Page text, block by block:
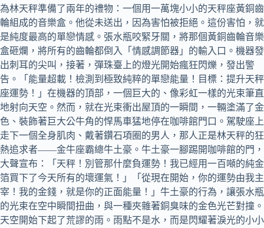
為林天秤準備了兩年的禮物：一個用一萬塊小小的天秤座黃銅齒
輪組成的音樂盒。他從未送出，因為害怕被拒絕。這份害怕，就
是純度最高的單戀情感。張水瓶咬緊牙關，將那個黃銅齒輪音樂
盒砸爛，將所有的齒輪都倒入「情感調節器」的輸入口。機器發
出刺耳的尖叫，接著，彈珠臺上的燈光開始瘋狂閃爍，發出警
告。「能量超載！檢測到極致純粹的單戀能量！目標：提升天秤
座運勢！」在機器的頂部，一個巨大的、像彩虹一樣的光束筆直
地射向天空。然而，就在光束衝出屋頂的一瞬間，一輛塗滿了金
色、裝飾著巨大公牛角的悍馬車猛地停在咖啡館門口。駕駛座上
走下一個全身肌肉、戴著鑽石項圈的男人，那人正是林天秤的狂
熱追求者——金牛座霸總牛土豪。牛土豪一腳踢開咖啡館的門，
大聲宣布：「天秤！別管那什麼負運勢！我已經用一百噸的純金
箔買下了今天所有的壞運氣！」「從現在開始，你的運勢由我主
宰！我的金錢，就是你的正面能量！」牛土豪的行為，讓張水瓶
的光束在空中瞬間扭曲，與一種夾雜著銅臭味的金色光芒對撞。
天空開始下起了荒謬的雨。雨點不是水，而是閃耀著淚光的小小